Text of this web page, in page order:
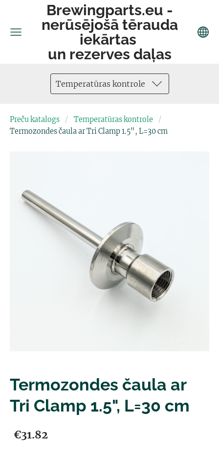
Brewingparts.eu -
nerūsējošā tērauda
iekārtas
un rezerves daļas
Temperatūras kontrole
Preču katalogs
Temperatūras kontrole
Termozondes čaula ar Tri Clamp 1.5", L=30 cm
Termozondes čaula ar
Tri Clamp 1.5", L=30 cm
€31.82